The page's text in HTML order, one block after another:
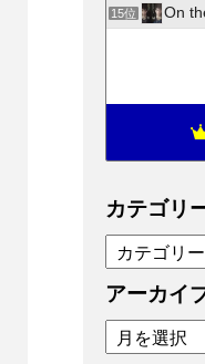
15位 On
カテゴリ
テ
ゴ
ー
アーカイ
ア
ー